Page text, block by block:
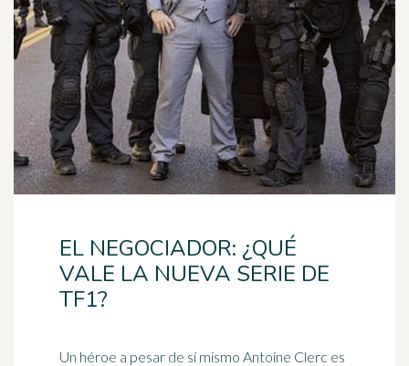
EL NEGOCIADOR: ¿QUÉ
VALE LA NUEVA SERIE DE
TF1?
Un héroe a pesar de sí mismo Antoine Clerc es